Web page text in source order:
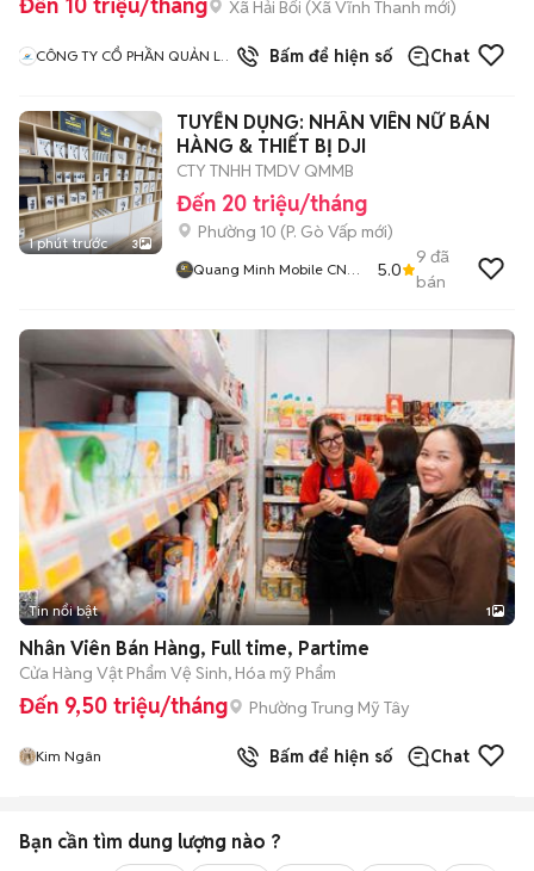
Xã Hải Bối (Xã Vĩnh Thanh mới)
CÔNG TY CỔ PHẦN QUẢN LÝ
Bấm để hiện số Chat
1 phút trước 3
TUYỂN DỤNG: NHÂN VIÊN NỮ BÁN
HÀNG & THIẾT BỊ DJI
CTY TNHH TMDV QMMB
Đến 20 triệu/tháng
Phường 10 (P. Gò Vấp mới)
Quang Minh Mobile CN
5.0
9 đã
bán
Tin nổi bật 1
Nhân Viên Bán Hàng, Full time, Partime
Cửa Hàng Vật Phẩm Vệ Sinh, Hóa mỹ Phẩm
Đến 9,50 triệu/tháng Phường Trung Mỹ Tây
Kim Ngân Bấm để hiện số Chat
Bạn cần tìm dung lượng nào ?